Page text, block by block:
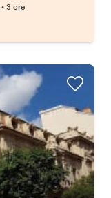
• 3 ore